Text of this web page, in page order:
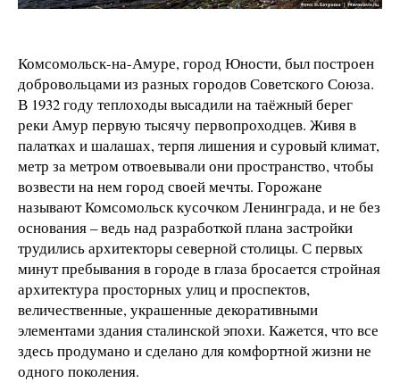
Комсомольск-на-Амуре, город Юности, был построен
добровольцами из разных городов Советского Союза.
В 1932 году теплоходы высадили на таёжный берег
реки Амур первую тысячу первопроходцев. Живя в
палатках и шалашах, терпя лишения и суровый климат,
метр за метром отвоевывали они пространство, чтобы
возвести на нем город своей мечты. Горожане
называют Комсомольск кусочком Ленинграда, и не без
основания – ведь над разработкой плана застройки
трудились архитекторы северной столицы. С первых
минут пребывания в городе в глаза бросается стройная
архитектура просторных улиц и проспектов,
величественные, украшенные декоративными
элементами здания сталинской эпохи. Кажется, что все
здесь продумано и сделано для комфортной жизни не
одного поколения.